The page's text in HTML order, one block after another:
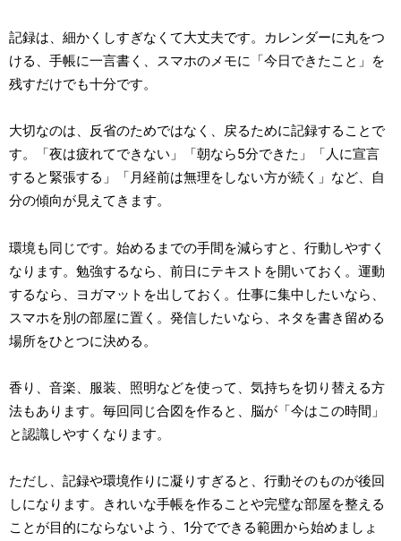
記録は、細かくしすぎなくて大丈夫です。カレンダーに丸をつ
ける、手帳に一言書く、スマホのメモに「今日できたこと」を
残すだけでも十分です。
大切なのは、反省のためではなく、戻るために記録することで
す。「夜は疲れてできない」「朝なら5分できた」「人に宣言
すると緊張する」「月経前は無理をしない方が続く」など、自
分の傾向が見えてきます。
環境も同じです。始めるまでの手間を減らすと、行動しやすく
なります。勉強するなら、前日にテキストを開いておく。運動
するなら、ヨガマットを出しておく。仕事に集中したいなら、
スマホを別の部屋に置く。発信したいなら、ネタを書き留める
場所をひとつに決める。
香り、音楽、服装、照明などを使って、気持ちを切り替える方
法もあります。毎回同じ合図を作ると、脳が「今はこの時間」
と認識しやすくなります。
ただし、記録や環境作りに凝りすぎると、行動そのものが後回
しになります。きれいな手帳を作ることや完璧な部屋を整える
ことが目的にならないよう、1分でできる範囲から始めましょ